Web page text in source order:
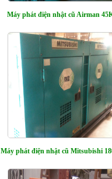
Máy phát điện nhật cũ Airman
Máy phát điện nhật cũ Mitsubishi